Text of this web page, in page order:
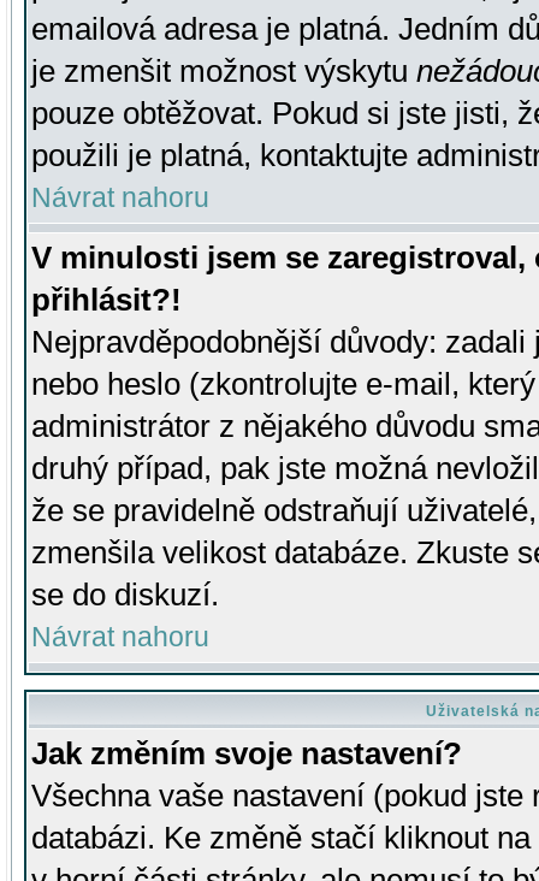
emailová adresa je platná. Jedním
je zmenšit možnost výskytu
pouze obtěžovat. Pokud si jste jisti,
použili je platná, kontaktujte
Návrat nahoru
V minulosti jsem se
přihlásit?!
Nejpravděpodobnější důvody:
nebo heslo (zkontrolujte e-mail,
administrátor z nějakého důvodu
druhý případ, pak jste možná
že se pravidelně odstraňují
zmenšila velikost databáze. Zkuste
se do diskuzí.
Návrat nahoru
Uživatelská
Jak změním svoje nastavení?
Všechna vaše nastavení (pokud
databázi. Ke změně stačí kliknout